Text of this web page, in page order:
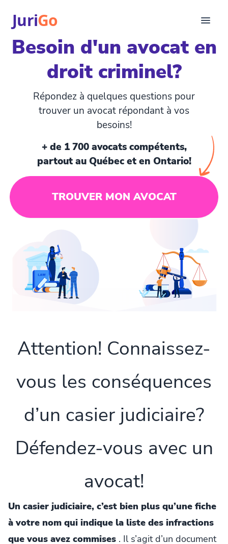
JuriGo
Consultation
Articles juridiques
Pour avocats
Trouver un avocat
Besoin d'un avocat en
droit criminel?
Répondez à quelques questions pour
trouver un avocat répondant à vos
besoins!
+ de 1 700 avocats compétents,
partout au Québec et en Ontario!
TROUVER MON AVOCAT
Attention! Connaissez-
vous les conséquences
d’un casier judiciaire?
Défendez-vous avec un
avocat!
Un casier judiciaire, c’est bien plus qu’une fiche
à votre nom qui indique la liste des infractions
que vous avez commises . Il s’agit d’un document